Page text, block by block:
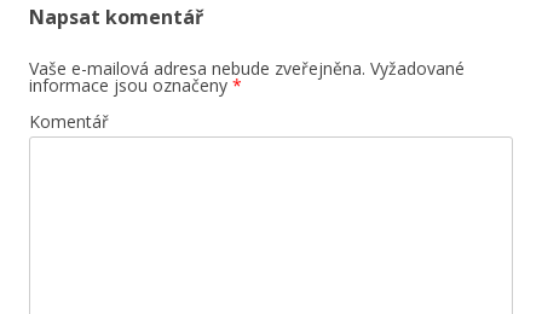
Napsat komentář
Vaše e-mailová adresa nebude zveřejněna. Vyžadované
informace jsou označeny *
Komentář